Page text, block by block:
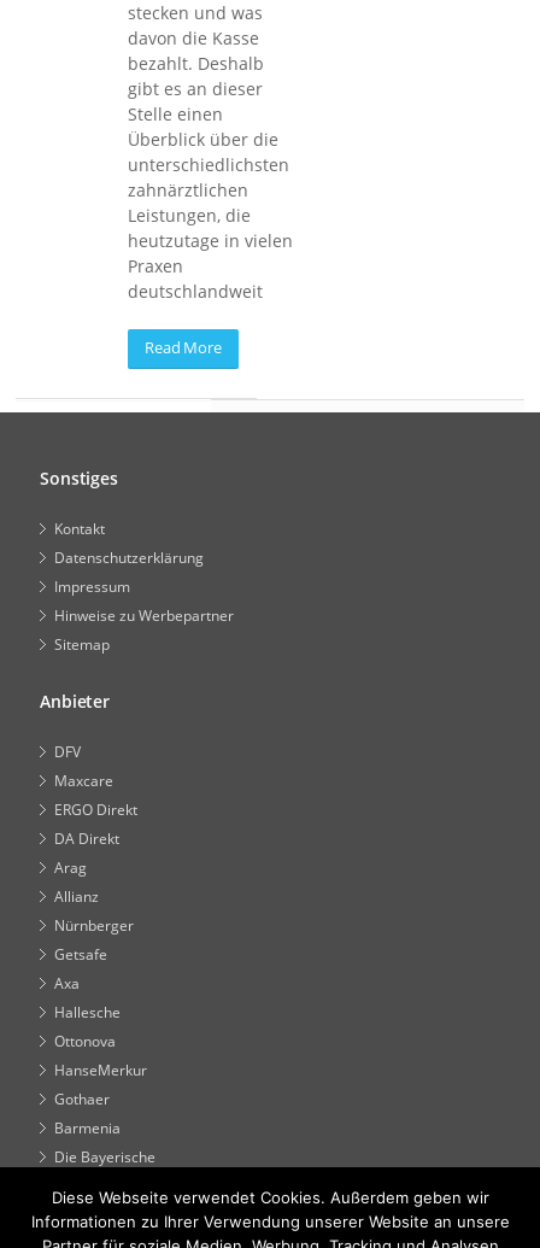
stecken und was
davon die Kasse
bezahlt. Deshalb
gibt es an dieser
Stelle einen
Überblick über die
unterschiedlichsten
zahnärztlichen
Leistungen, die
heutzutage in vielen
Praxen
deutschlandweit
Read More
Sonstiges
Kontakt
Datenschutzerklärung
Impressum
Hinweise zu Werbepartner
Sitemap
Anbieter
DFV
Maxcare
ERGO Direkt
DA Direkt
Arag
Allianz
Nürnberger
Getsafe
Axa
Hallesche
Ottonova
HanseMerkur
Gothaer
Barmenia
Die Bayerische
Seiten
Diese Webseite verwendet Cookies. Außerdem geben wir
Informationen zu Ihrer Verwendung unserer Website an unsere